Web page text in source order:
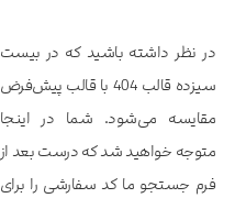
در نظر داشته باشید که در بیست
سیزده قالب 404 با قالب پیش‌فرض
مقایسه می‌شود. شما در اینجا
متوجه خواهید شد که درست بعد از
فرم جستجو ما کد سفارشی را برای